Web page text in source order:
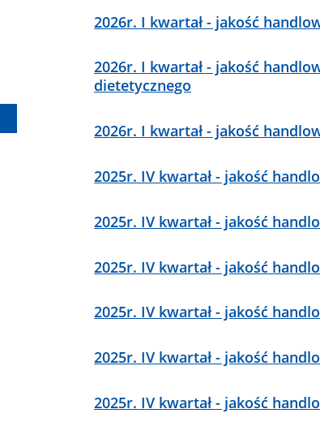
2026r. I kwartał - jakość
2026r. I kwartał - jakość
dietetycznego
2026r. I kwartał - jakość
2025r. IV kwartał - jakość
2025r. IV kwartał - jakość
2025r. IV kwartał - jakość
2025r. IV kwartał - jakość
2025r. IV kwartał - jakość
2025r. IV kwartał - jakość